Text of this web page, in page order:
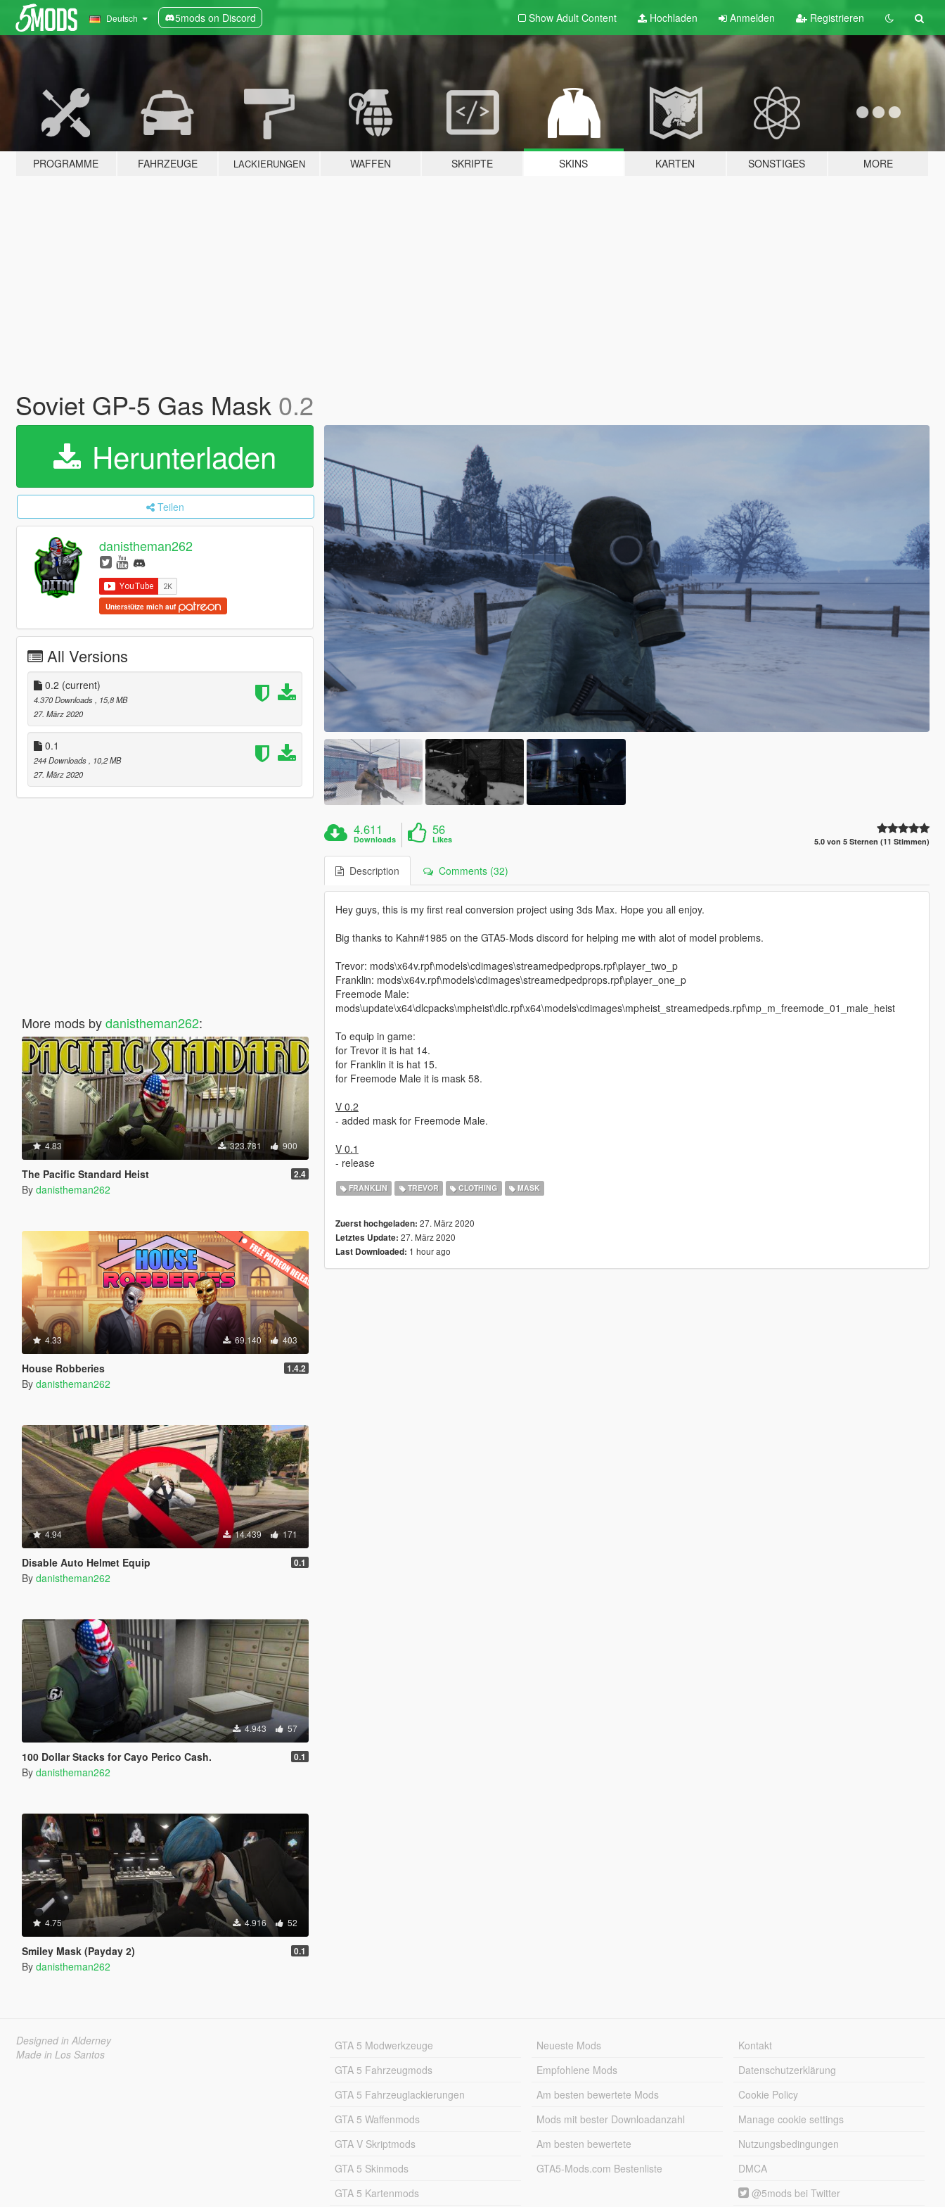
Deutsch 5mods on Discord Show Adult Content Hochladen Anmelden Registrieren
PROGRAMME FAHRZEUGE LACKIERUNGEN WAFFEN SKRIPTE SKINS KARTEN SONSTIGES MORE
Soviet GP-5 Gas Mask 0.2
Herunterladen
Teilen
danistheman262
Unterstütze mich auf
All Versions
0.2 (current)
4.370 Downloads
, 15,8 MB
27. März 2020
0.1
244 Downloads
, 10,2 MB
27. März 2020
More mods bydanistheman262:
4.83 323.781 900
The Pacific Standard Heist 2.4
By danistheman262
4.33 69.140 403
House Robberies 1.4.2
By danistheman262
4.94 14.439 171
Disable Auto Helmet Equip 0.1
By danistheman262
4.943 57
100 Dollar Stacks for Cayo Perico Cash. 0.1
By danistheman262
4.75 4.916 52
Smiley Mask (Payday 2) 0.1
By danistheman262
4.611
Downloads
56
Likes 5.0 von 5 Sternen (11 Stimmen)
Description Comments (32)
Hey guys, this is my first real conversion project using 3ds Max. Hope you all enjoy.
Big thanks to Kahn#1985 on the GTA5-Mods discord for helping me with alot of model problems.
Trevor: mods\x64v.rpf\models\cdimages\streamedpedprops.rpf\player_two_p
Franklin: mods\x64v.rpf\models\cdimages\streamedpedprops.rpf\player_one_p
Freemode Male:
mods\update\x64\dlcpacks\mpheist\dlc.rpf\x64\models\cdimages\mpheist_streamedpeds.rpf\mp_m_freemode_01_male_heist
To equip in game:
for Trevor it is hat 14.
for Franklin it is hat 15.
for Freemode Male it is mask 58.
V 0.2
- added mask for Freemode Male.
V 0.1
- release
FRANKLIN TREVOR CLOTHING MASK
Zuerst hochgeladen: 27. März 2020
Letztes Update: 27. März 2020
Last Downloaded: 1 hour ago
Designed in Alderney
Made in Los Santos
GTA 5 Modwerkzeuge
GTA 5 Fahrzeugmods
GTA 5 Fahrzeuglackierungen
GTA 5 Waffenmods
GTA V Skriptmods
GTA 5 Skinmods
GTA 5 Kartenmods
Neueste Mods
Empfohlene Mods
Am besten bewertete Mods
Mods mit bester Downloadanzahl
Am besten bewertete
GTA5-Mods.com Bestenliste
Kontakt
Datenschutzerklärung
Cookie Policy
Manage cookie settings
Nutzungsbedingungen
DMCA
@5mods bei Twitter